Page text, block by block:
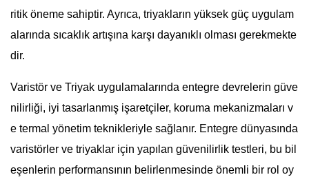
ritik öneme sahiptir. Ayrıca, triyakların yüksek güç uygulam
alarında sıcaklık artışına karşı dayanıklı olması gerekmekte
dir.
Varistör ve Triyak uygulamalarında entegre devrelerin güve
nilirliği, iyi tasarlanmış işaretçiler, koruma mekanizmaları v
e termal yönetim teknikleriyle sağlanır. Entegre dünyasında
varistörler ve triyaklar için yapılan güvenilirlik testleri, bu bil
eşenlerin performansının belirlenmesinde önemli bir rol oy